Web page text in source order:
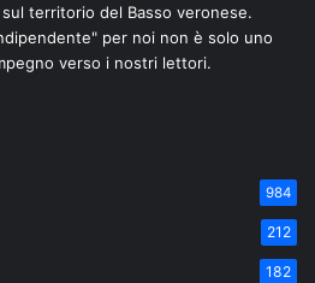
territorio del Basso veronese.
per noi non è solo uno
verso i nostri lettori.
984
212
182